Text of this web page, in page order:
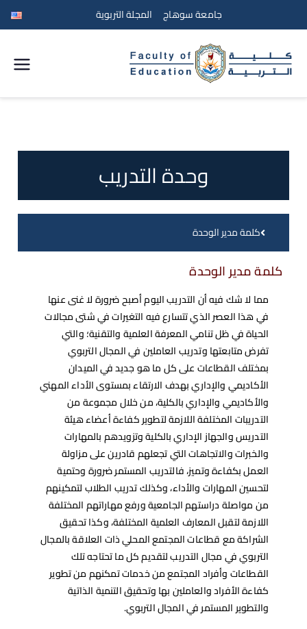
جامعة سوهاج المجلة التربوية
جامعة
سوهاجوحدة التدريب
كلمة مدير الوحدة
كلمة مدير الوحدة
مما لا شك فيه أن التدريب اليوم أصبح ضرورة لا غنى عنها
في هذا العصر الذي تتسارع فيه التغيرات في شتى مجالات
الحياة في ظل تنامي المعرفة العلمية والتقنية؛ والتي
تفرض متابعتها وتدريب العاملين في المجال التربوي
بمختلف القطاعات على كل ما هو جديد في الميدان
الأكاديمي والإداري بهدف الارتقاء بمستوى الأداء المهني
والأكاديمي والإداري بالكلية، من خلال مجموعة من
التدريبات المختلفة اللازمة لتطوير كفاءة أعضاء هيئة
التدريس والجهاز الإداري بالكلية وتزويدهم بالمهارات
والخبرات والاتجاهات التي تجعلهم قادرين على مزاولة
العمل بكفاءة وتميز، فالتدريب المستمر ضرورة وحتمية
لتحسين المهارات والأداء، وكذلك تدريب الطلاب لتمكينهم
من مواصلة دراستهم الجامعية ورفع مهاراتهم المختلفة
اللازمة لتقبل المعارف العلمية المختلفة، وكذا تحقيق
الشراكة مع قطاعات المجتمع المحلي ذات العلاقة بالمجال
التربوي في مجال التدريب لتقديم كل ما تحتاجه تلك
القطاعات وأفراد المجتمع من خدمات تمكنهم من تطوير
كفاءة الأفراد والعاملين بها وتحقيق التنمية الذاتية
والتطوير المستمر في المجال التربوي.